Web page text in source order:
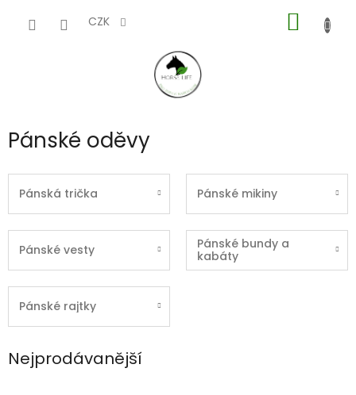
CZK
KOŠÍK
Pánské oděvy
Pánská trička Pánské mikiny
Pánské vesty
Pánské bundy a
kabáty
Pánské rajtky
Nejprodávanější